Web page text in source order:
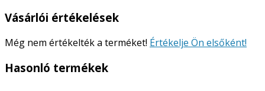
Vásárlói értékelések
Még nem értékelték a terméket! Értékelje Ön elsőként!
Hasonló termékek